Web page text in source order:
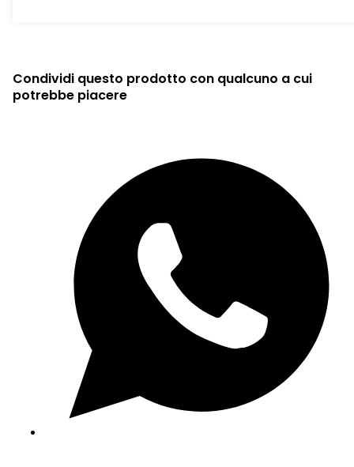
Condividi questo prodotto con qualcuno a cui
potrebbe piacere